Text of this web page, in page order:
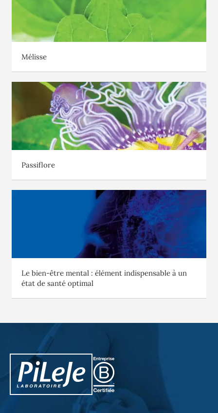
Mélisse
Passiflore
Le bien-être mental : élément indispensable à un
état de santé optimal
PiLeJe : informations complémentaires